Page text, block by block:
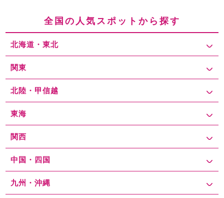
全国の人気スポットから探す
北海道・東北
関東
北陸・甲信越
東海
関西
中国・四国
九州・沖縄